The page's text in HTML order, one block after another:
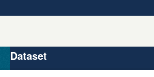
Organizzazioni
Gruppi
Dataset